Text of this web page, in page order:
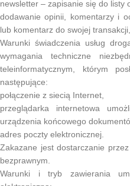
newsletter – zapisanie się do listy
dodawanie opinii, komentarzy i
lub komentarz do swojej transakcji,
Warunki świadczenia usług
wymagania techniczne
teleinformatycznym, którym
następujące:
połączenie z siecią Internet,
przeglądarka internetowa
urządzenia końcowego
adres poczty elektronicznej.
Zakazane jest dostarczanie
bezprawnym.
Warunki i tryb zawierania